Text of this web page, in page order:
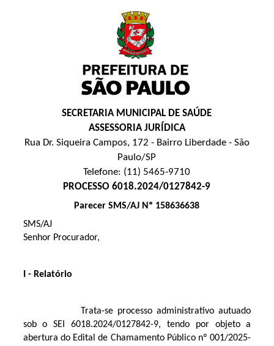
SECRETARIA MUNICIPAL DE SAÚDE
ASSESSORIA JURÍDICA
Rua Dr. Siqueira Campos, 172 - Bairro Liberdade - São
Paulo/SP
Telefone: (11) 5465-9710
PROCESSO 6018.2024/0127842-9
Parecer SMS/AJ Nº 158636638
SMS/AJ
Senhor Procurador,
I - Relatório
Trata-se processo administrativo autuado
sob o SEI 6018.2024/0127842-9, tendo por objeto a
abertura do Edital de Chamamento Público nº 001/2025-